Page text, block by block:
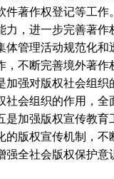
件著作权登记等工作
力，进一步完善著作
体管理活动规范化和
，不断完善境外著作
加强对版权社会组织
社会组织的作用，全
是加强版权宣传教育
的版权宣传机制，不
强全社会版权保护意